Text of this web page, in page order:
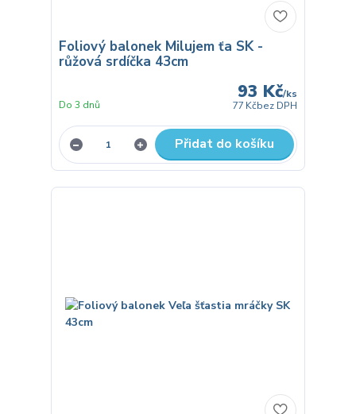
Foliový balonek Milujem ťa SK -
růžová srdíčka 43cm
93 Kč/ks
77 Kčbez DPH
Do 3 dnů
Přidat do košíku